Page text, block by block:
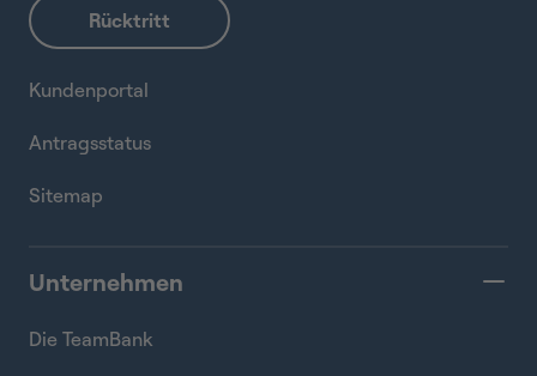
Kundenportal
Antragsstatus
Sitemap
Unternehmen
Die TeamBank